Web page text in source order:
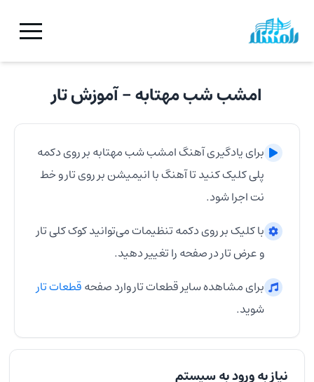
امشب شب مهتابه- آموزشتار
برای یادگیری آهنگامشب شب مهتابهبر روی دکمه
پلی کلیک کنید تا آهنگ با انیمیشن بر رویتارو خط
نت اجرا شود.
با کلیک بر روی دکمه تنظیمات می‌توانید کوک کلیتار
و عرضتاردر صفحه را تغییر دهید.
برای مشاهده سایر قطعاتتاروارد صفحهقطعاتتار
شوید.
نیاز به ورود به سیستم